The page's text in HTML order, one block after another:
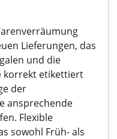
Lieferungen, das
und die
korrekt etikettiert
der
ansprechende
Flexible
sowohl Früh- als